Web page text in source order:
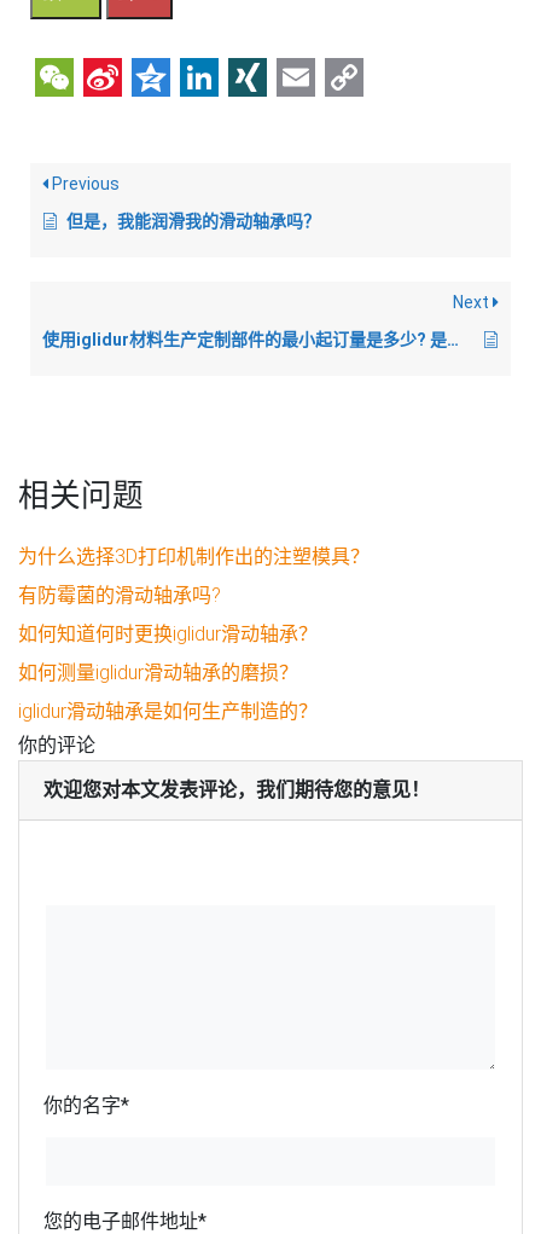
WeChat
SinaQzoneLinkedIn
XINGEmail
Previous
但是，我能润滑我的滑动轴承吗？
Next
使用iglidur材料生产定制部件的最小起订量是多少? 是否有最小订货量/最小批量?
相关问题
为什么选择3D打印机制作出的注塑模具？
有防霉菌的滑动轴承吗?
如何知道何时更换iglidur滑动轴承？
如何测量iglidur滑动轴承的磨损？
iglidur滑动轴承是如何生产制造的？
你的评论
欢迎您对本文发表评论，我们期待您的意见！
你的名字*
您的电子邮件地址*